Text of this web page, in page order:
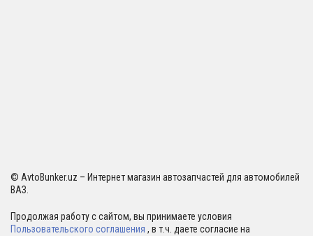
© AvtoBunker.uz – Интернет магазин автозапчастей для автомобилей
ВАЗ.
Продолжая работу с сайтом, вы принимаете условия
Пользовательского соглашения , в т.ч. даете согласие на